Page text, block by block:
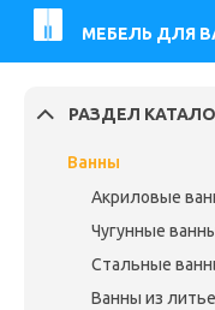
МЕБЕЛЬ ДЛЯ
РАЗДЕЛ
Ванны
Акриловые
Чугунные
Стальные
Ванны из